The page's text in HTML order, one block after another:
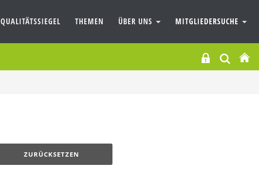
QUALITÄTSSIEGEL THEMEN ÜBER UNS MITGLIEDERSUCHE
ZURÜCKSETZEN